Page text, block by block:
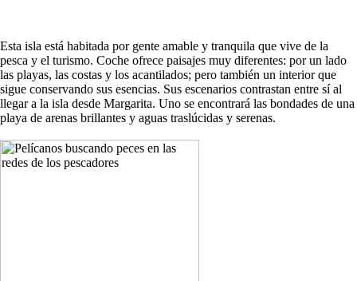
Esta isla está habitada por gente amable y tranquila que vive de la
pesca y el turismo. Coche ofrece paisajes muy diferentes: por un lado
las playas, las costas y los acantilados; pero también un interior que
sigue conservando sus esencias. Sus escenarios contrastan entre sí al
llegar a la isla desde Margarita. Uno se encontrará las bondades de una
playa de arenas brillantes y aguas traslúcidas y serenas.